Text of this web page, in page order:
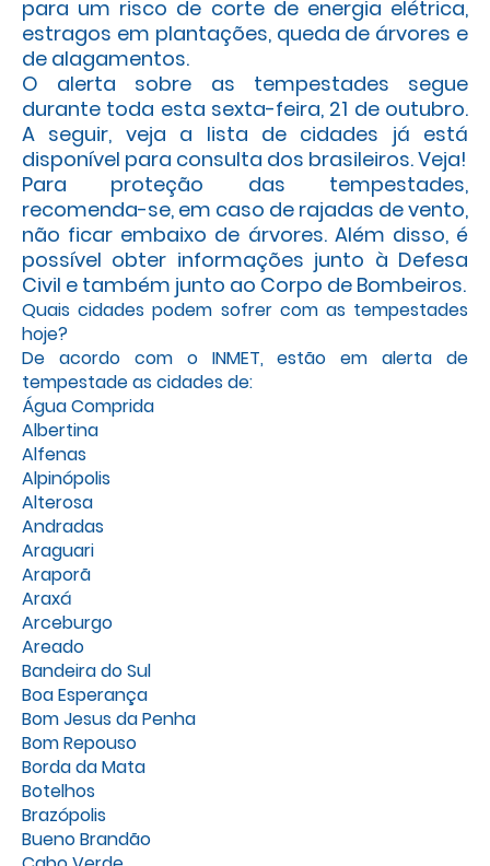
para um risco de corte de energia elétrica,
estragos em plantações, queda de árvores e
de alagamentos.
O alerta sobre as tempestades segue
durante toda esta sexta-feira, 21 de outubro.
A seguir, veja a lista de cidades já está
disponível para consulta dos brasileiros. Veja!
Para proteção das tempestades,
recomenda-se, em caso de rajadas de vento,
não ficar embaixo de árvores. Além disso, é
possível obter informações junto à Defesa
Civil e também junto ao Corpo de Bombeiros.
Quais cidades podem sofrer com as tempestades
hoje?
De acordo com o INMET, estão em alerta de
tempestade as cidades de:
Água Comprida
Albertina
Alfenas
Alpinópolis
Alterosa
Andradas
Araguari
Araporã
Araxá
Arceburgo
Areado
Bandeira do Sul
Boa Esperança
Bom Jesus da Penha
Bom Repouso
Borda da Mata
Botelhos
Brazópolis
Bueno Brandão